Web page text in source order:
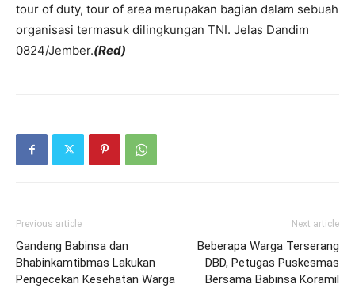
tour of duty, tour of area merupakan bagian dalam sebuah
organisasi termasuk dilingkungan TNI. Jelas Dandim
0824/Jember.(Red)
Previous article
Gandeng Babinsa dan
Bhabinkamtibmas Lakukan
Pengecekan Kesehatan Warga
Next article
Beberapa Warga Terserang
DBD, Petugas Puskesmas
Bersama Babinsa Koramil